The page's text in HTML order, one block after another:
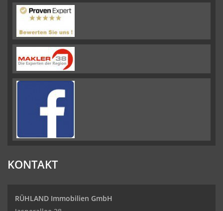
KONTAKT
RÜHLAND Immobilien GmbH